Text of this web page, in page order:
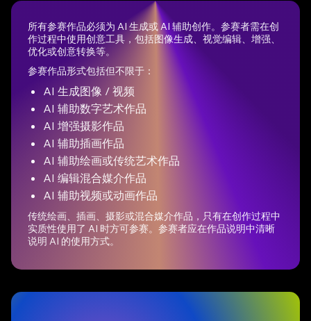
所有参赛作品必须为 AI 生成或 AI 辅助创作。参赛者需在创
作过程中使用创意工具，包括图像生成、视觉编辑、增强、
优化或创意转换等。
参赛作品形式包括但不限于：
AI 生成图像 / 视频
AI 辅助数字艺术作品
AI 增强摄影作品
AI 辅助插画作品
AI 辅助绘画或传统艺术作品
AI 编辑混合媒介作品
AI 辅助视频或动画作品
传统绘画、插画、摄影或混合媒介作品，只有在创作过程中
实质性使用了 AI 时方可参赛。参赛者应在作品说明中清晰
说明 AI 的使用方式。